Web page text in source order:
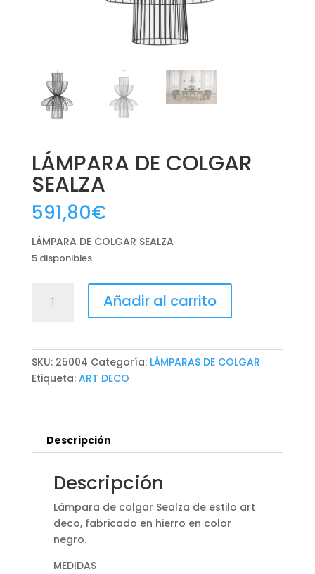
LÁMPARA DE COLGAR
SEALZA
591,80€
LÁMPARA DE COLGAR SEALZA
5 disponibles
cantidad
Añadir al carrito
SKU: 25004 Categoría: LÁMPARAS DE COLGAR
Etiqueta: ART DECO
Descripción
Descripción
Lámpara de colgar Sealza de estilo art
deco, fabricado en hierro en color
negro.
MEDIDAS